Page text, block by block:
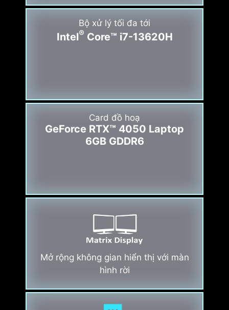
Bộ xử lý tối đa tới
Intel® Core™ i7-13620H
Card đồ hoạ
GeForce RTX™ 4050 Laptop
6GB GDDR6
Mở rộng không gian hiển thị với màn
hình rời